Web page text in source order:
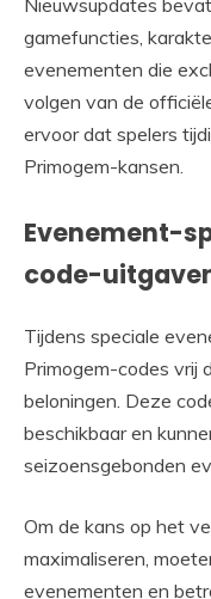
gamefuncties,
evenementen die
volgen van de
ervoor dat spelers
Primogem-kansen.
Evenement-
code-
Tijdens speciale
Primogem-codes vrij
beloningen. Deze
beschikbaar en
seizoensgebonden
Om de kans op het
maximaliseren,
evenementen en